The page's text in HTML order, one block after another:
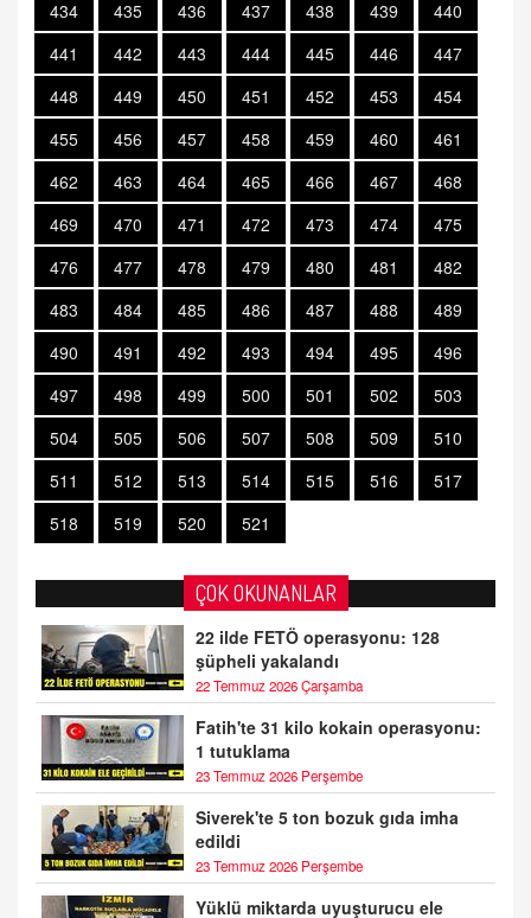
434 435 436 437 438 439
440
441
442 443 444 445 446
447
448
449 450 451 452 453
454
455
456 457 458 459 460
461
462
463 464 465 466 467
468
469
470 471 472 473 474
475
476
477 478 479 480 481
482
483
484 485 486 487 488
489
490
491 492 493 494 495
496
497
498 499 500 501 502
503
504
505 506 507 508 509
510
511
512 513 514 515 516
517
518
519 520 521
ÇOK OKUNANLAR
22 ilde FETÖ operasyonu: 128
şüpheli yakalandı
22 Temmuz 2026 Çarşamba
Fatih'te 31 kilo kokain operasyonu:
1 tutuklama
23 Temmuz 2026 Perşembe
Siverek'te 5 ton bozuk gıda imha
edildi
23 Temmuz 2026 Perşembe
Yüklü miktarda uyuşturucu ele